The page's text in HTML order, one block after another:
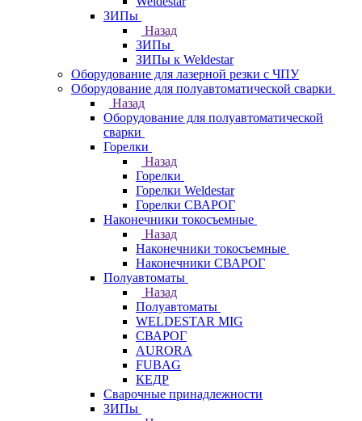
ЗИПы
Назад
ЗИПы
ЗИПы к Weldestar
Оборудование для лазерной резки с ЧПУ
Оборудование для полуавтоматической сварки
Назад
Оборудование для полуавтоматической
сварки
Горелки
Назад
Горелки
Горелки Weldestar
Горелки СВАРОГ
Наконечники токосъемные
Назад
Наконечники токосъемные
Наконечники СВАРОГ
Полуавтоматы
Назад
Полуавтоматы
WELDESTAR MIG
СВАРОГ
AURORA
FUBAG
КЕДР
Сварочные принадлежности
ЗИПы